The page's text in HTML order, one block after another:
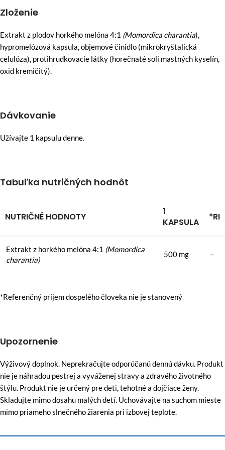
Zloženie
Extrakt z plodov horkého melóna 4:1 (Momordica charantia),
hypromelózová kapsula, objemové činidlo (mikrokryštalická
celulóza), protihrudkovacie látky (horečnaté soli mastných kyselín,
oxid kremičitý).
Dávkovanie
Užívajte 1 kapsulu denne.
Tabuľka nutričných hodnôt
NUTRIČNÉ HODNOTY
1
KAPSULA
*RI
Extrakt z horkého melóna 4:1 (Momordica
charantia)
500 mg –
*Referenčný príjem dospelého človeka nie je stanovený
Upozornenie
Výživový doplnok. Neprekračujte odporúčanú dennú dávku. Produkt
nie je náhradou pestrej a vyváženej stravy a zdravého životného
štýlu. Produkt nie je určený pre deti, tehotné a dojčiace ženy.
Skladujte mimo dosahu malých detí. Uchovávajte na suchom mieste
mimo priameho slnečného žiarenia pri izbovej teplote.